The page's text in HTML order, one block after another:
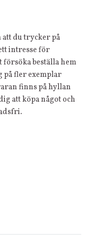
du trycker på
intresse för
beställa hem
på fler exemplar
finns på hyllan
att köpa något och